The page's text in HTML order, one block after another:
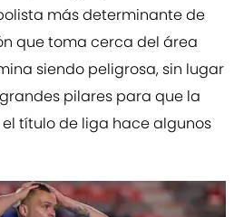
más determinante de
que toma cerca del área
siendo peligrosa, sin lugar
pilares para que la
título de liga hace algunos